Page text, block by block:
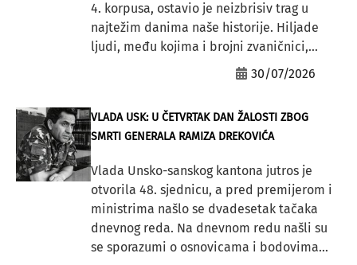
4. korpusa, ostavio je neizbrisiv trag u
najtežim danima naše historije. Hiljade
ljudi, među kojima i brojni zvaničnici,...
30/07/2026
VLADA USK: U ČETVRTAK DAN ŽALOSTI ZBOG
SMRTI GENERALA RAMIZA DREKOVIĆA
Vlada Unsko-sanskog kantona jutros je
otvorila 48. sjednicu, a pred premijerom i
ministrima našlo se dvadesetak tačaka
dnevnog reda. Na dnevnom redu našli su
se sporazumi o osnovicama i bodovima...